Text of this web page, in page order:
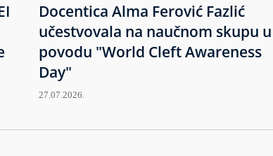
Docentica Alma Ferović Fazlić
učestvovala na naučnom skupu u
povodu "World Cleft Awareness
Day"
27.07.2026.